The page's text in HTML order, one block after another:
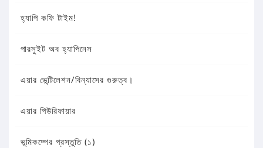
হ্যাপি কফি টাইম!
পারসুইট অব হ্যাপিনেস
এয়ার ভেন্টিলেশন/বিন্যাসের গুরুত্ব।
এয়ার পিউরিফায়ার
ভূমিকম্পের প্রস্তুতি (১)